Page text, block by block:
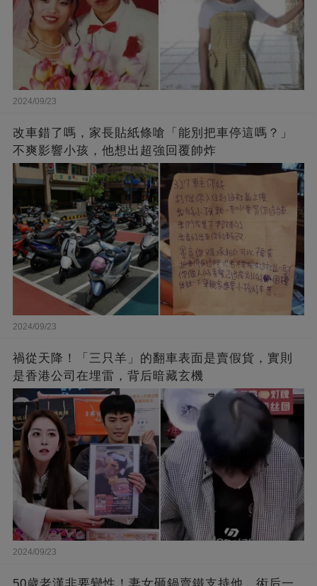
2024/09/23
改車錯了嗎，家長貼紙條嗆「能別把車停這嗎？」
不爽影響小孩，他想出超強回覆帥炸
2024/09/23
禍從天降！「三只羊」的翻車表面是賣假貨，實則
是香港公司在埋雷，背后暗藏玄機
2024/09/23